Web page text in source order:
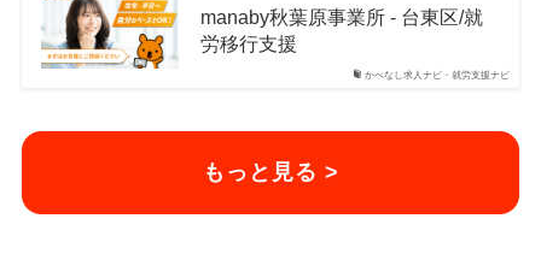
かべなし求人ナビ・就労支援ナビ
manaby秋葉原事業所 - 台東区/就
労移行支援
もっと見る >